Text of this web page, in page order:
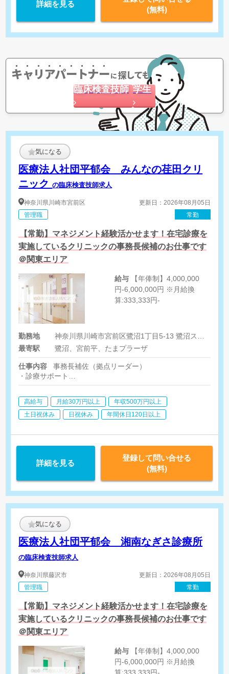
詳細を見る
(無料)
キャリアパートナーに探してもらう
臨床検査技師 学生
気になる
医療法人社団平郁会 みんなの荏田クリ
ニックの臨床検査技師求人
神奈川県川崎市宮前区
管理職
更新日：2026年08月05日
常勤
【常勤】マネジメント経験活かせます！在宅診療を
実施しているクリニックの事務長候補のお仕事です
＠関東エリア
給与
円-6,000,000円 ※月給換
算:333,333円-
勤務地
最寄駅
鷺沼、宮前平、たまプラーザ
仕事内容
事務長補佐（拠点リーダー）
・診療サポート
・業務オペレーションの改善
・相談員業務
・集患営業(新規訪問診療患者様の獲得、新規訪問診療先)
高給与 月給30万円以上
年収500万円以上
土日祝休み
日祝休み 年間休日120日以上
詳細を見る
登録して問い合せる
(無料)
気になる
医療法人社団平郁会 湘南なぎさ診療所
の臨床検査技師求人
神奈川県藤沢市
管理職
更新日：2026年08月05日
常勤
【常勤】マネジメント経験活かせます！在宅診療を
実施しているクリニックの事務長候補のお仕事です
＠関東エリア
給与
円-6,000,000円 ※月給換